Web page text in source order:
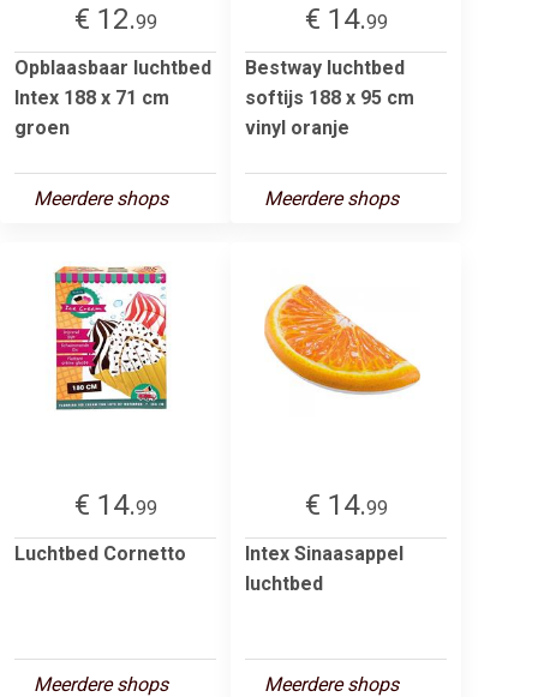
€ 12.99
Opblaasbaar luchtbed
Intex 188 x 71 cm
groen
Meerdere shops
€ 14.99
Bestway luchtbed
softijs 188 x 95 cm
vinyl oranje
Meerdere shops
€ 14.99
Luchtbed Cornetto
Meerdere shops
€ 14.99
Intex Sinaasappel
luchtbed
Meerdere shops